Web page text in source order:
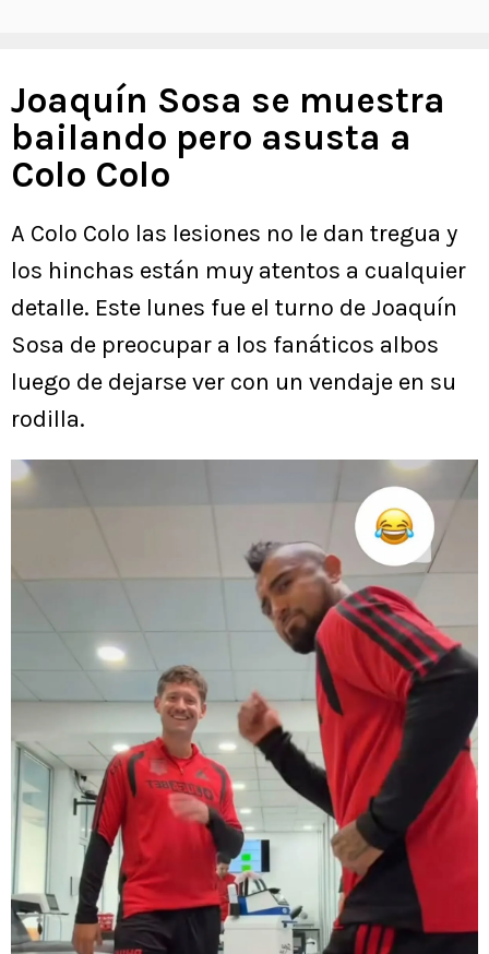
Joaquín Sosa se muestra
bailando pero asusta a
Colo Colo
A Colo Colo las lesiones no le dan tregua y
los hinchas están muy atentos a cualquier
detalle. Este lunes fue el turno de Joaquín
Sosa de preocupar a los fanáticos albos
luego de dejarse ver con un vendaje en su
rodilla.